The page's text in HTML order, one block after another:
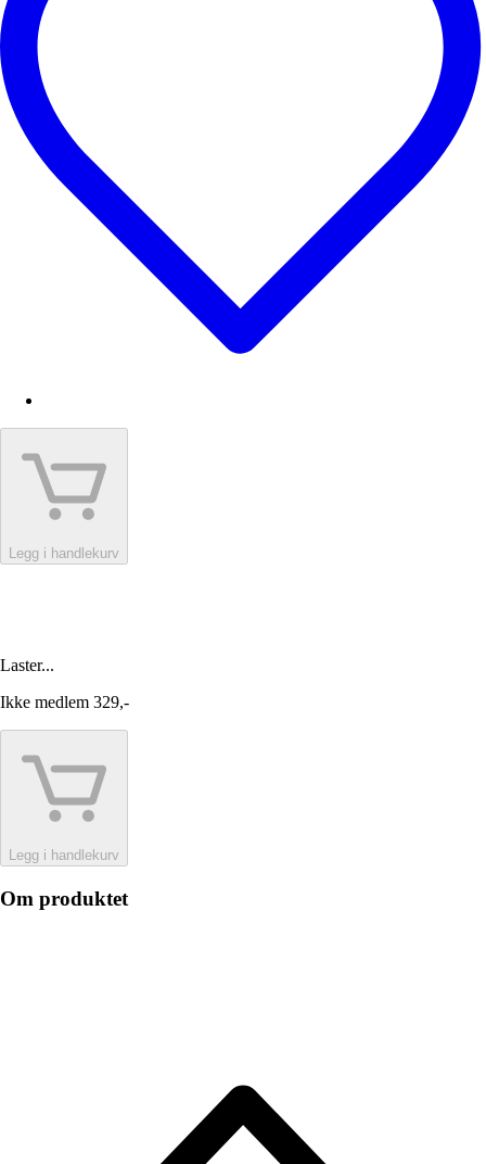
Legg i handlekurv
Laster...
Ikke medlem 329,-
Legg i handlekurv
Om produktet